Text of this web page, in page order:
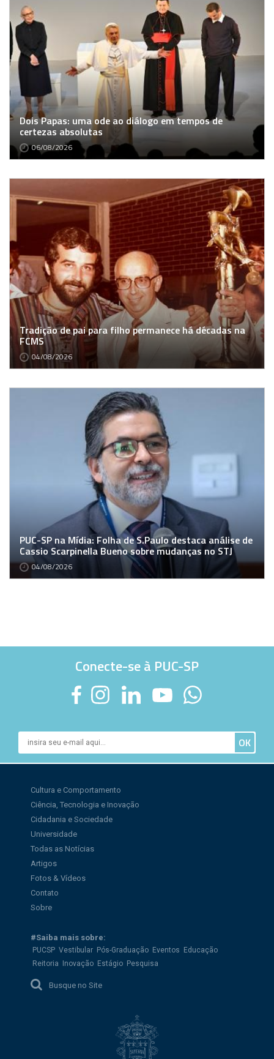
Dois Papas: uma ode ao diálogo em tempos de
certezas absolutas
06/08/2026
Tradição de pai para filho permanece há décadas na
FCMS
04/08/2026
PUC-SP na Mídia: Folha de S.Paulo destaca análise de
Cassio Scarpinella Bueno sobre mudanças no STJ
04/08/2026
Conecte-se à PUC-SP
Cultura e Comportamento
Ciência, Tecnologia e Inovação
Cidadania e Sociedade
Universidade
Todas as Notícias
Artigos
Fotos & Vídeos
Contato
Sobre
#Saiba mais sobre:
PUCSP Vestibular Pós-Graduação Eventos Educação
Reitoria Inovação Estágio Pesquisa
Busque no Site